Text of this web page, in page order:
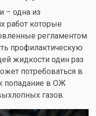
– одна из
работ которые
регламентом
профилактическую
жидкости один раз
потребоваться в
попадание в ОЖ
газов.